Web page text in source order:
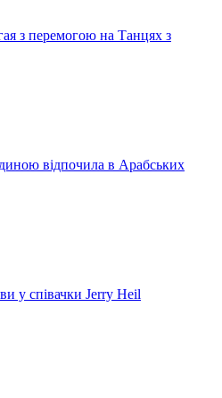
з перемогою на Танцях з
відпочила в Арабських
у співачки Jerry Heil